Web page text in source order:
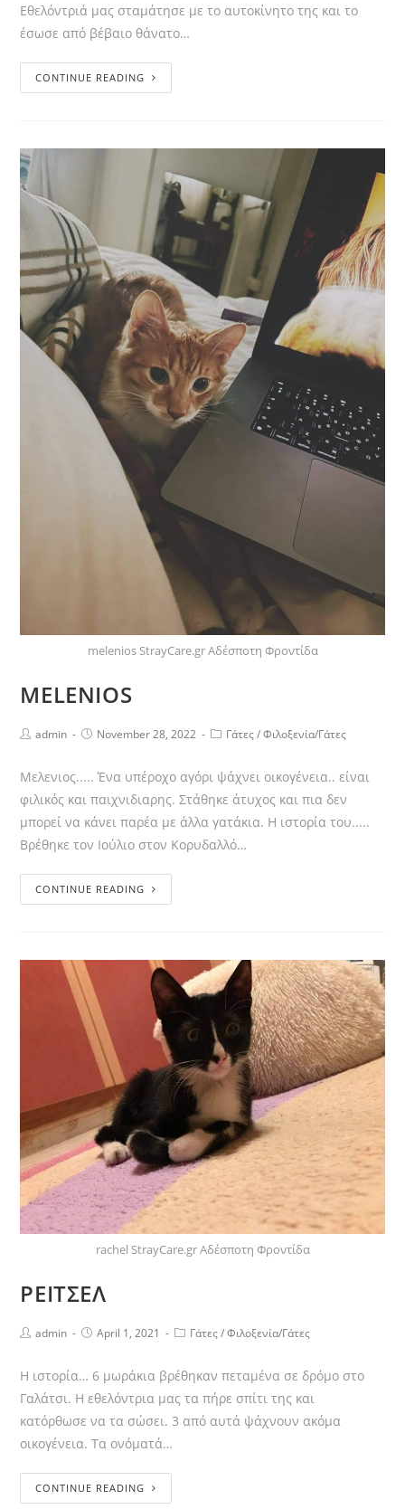
Εθελόντριά μας σταμάτησε με το αυτοκίνητο της και το
έσωσε από βέβαιο θάνατο…
CONTINUE READING
melenios StrayCare.gr Αδέσποτη Φροντίδα
MELENIOS
admin November 28, 2022 Γάτες/Φιλοξενία/Γάτες
Μελενιος..... Ένα υπέροχο αγόρι ψάχνει οικογένεια.. είναι
φιλικός και παιχνιδιαρης. Στάθηκε άτυχος και πια δεν
μπορεί να κάνει παρέα με άλλα γατάκια. Η ιστορία του.....
Βρέθηκε τον Ιούλιο στον Κορυδαλλό…
CONTINUE READING
rachel StrayCare.gr Αδέσποτη Φροντίδα
ΡΕΙΤΣΕΛ
admin April 1, 2021 Γάτες/Φιλοξενία/Γάτες
Η ιστορία… 6 μωράκια βρέθηκαν πεταμένα σε δρόμο στο
Γαλάτσι. Η εθελόντρια μας τα πήρε σπίτι της και
κατόρθωσε να τα σώσει. 3 από αυτά ψάχνουν ακόμα
οικογένεια. Τα ονόματά…
CONTINUE READING